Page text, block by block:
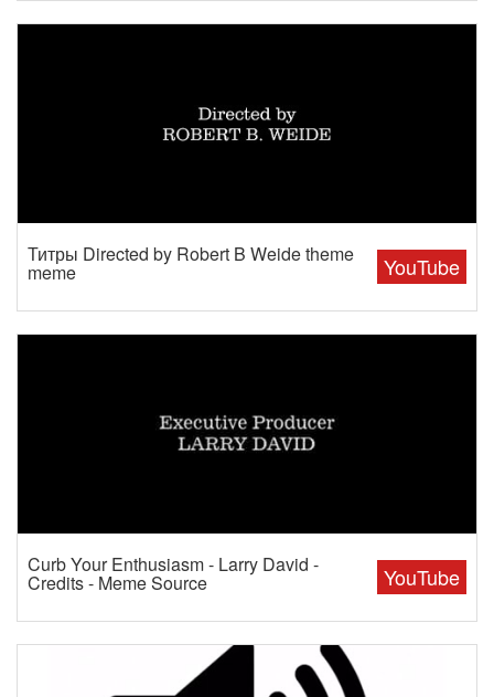
YouTube
Титры Directed by Robert B Weide theme
meme
YouTube
Curb Your Enthusiasm - Larry David -
Credits - Meme Source